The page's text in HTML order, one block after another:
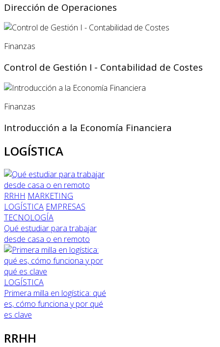
Dirección de Operaciones
Finanzas
Control de Gestión I - Contabilidad de Costes
Finanzas
Introducción a la Economía Financiera
LOGÍSTICA
RRHH MARKETING
LOGÍSTICA EMPRESAS
TECNOLOGÍA
Qué estudiar para trabajar
desde casa o en remoto
LOGÍSTICA
Primera milla en logística: qué
es, cómo funciona y por qué
es clave
RRHH